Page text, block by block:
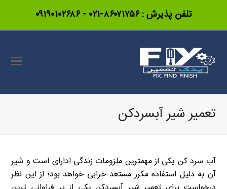
تلفن پذیرش :۸۶۰۷۱۷۵۶-۰۲۱ -۰۹۱۹۰۱۰۲۶۸۶
تعمیر شیر آبسردکن
آب سرد کن یکی از مهمترین ملزومات زندگی ادارای است و شیر
آن به دلیل استفاده مکرر مستعد خرابی خواهد بود؛ از این نظر